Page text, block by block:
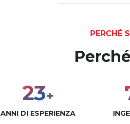
PERCHÉ
30+
ANNI DI ESPERIENZA